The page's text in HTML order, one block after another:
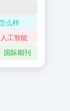
么样
人工智能
国际期刊